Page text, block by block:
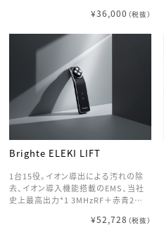
賞受賞素材 グラフェンによる遠赤外線
けが乾燥した髪はうねりの原因に。グ
ラフェンが放出する遠赤外線で生乾き
を防ぎ、髪の内側から均一に乾かしま
クノロジー プラスとマイナス 両イオン
の相乗効果で広がりを抑え、まとまる
髪に。 プラスイオンで髪の表面を引き
締め、マイナスイオンで髪のまとまりを
リートメントを自宅で簡単に。 【1秒110
の超音波振動でトリートメントをナノ化
し、トリートメントの浸透力をグッと底
上げ。弾むとぅるとぅる弾力髪へ。 【い
つでもどこでも本格ケア】コードレスか
つ防水性能「IPX5」の超音波アイロン
だからこそ、インバスでもアウトバスで
も本格的な超音波トリートメントをおこ
なえます。 【LED×超音波で極み浸透】
音波振動により髪1本1本にトリートメ
ントをしっかりと浸透させます。 【使い
方】シャンプー後、トリートメントを塗り
ます。髪の根元から毛先に向かって10
秒ほど丁寧に時間をかけてアイロンし
流すトリートメントであればシャワーで
¥36,000 （税抜）
Brighte ELEKI LIFT
1台15役。イオン導出による汚れの除
去、イオン導入機能搭載のEMS、当社
史上最高出力*1 3MHzRF＋赤青2色
¥52,728 （税抜）